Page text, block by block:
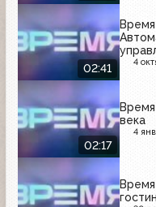
02:41
Время
4
02:17
века
4